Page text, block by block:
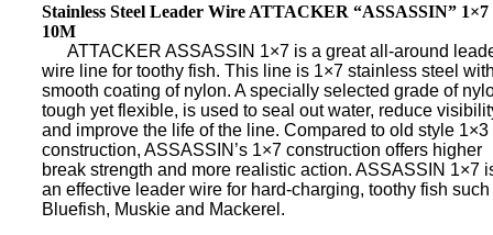
Stainless Steel Leader Wire ATTACKER “ASSASSIN” 1×7
10M
ATTACKER ASSASSIN 1×7 is a great all-around
wire line for toothy fish. This line is 1×7 stainless steel
smooth coating of nylon. A specially selected grade of
tough yet flexible, is used to seal out water, reduce
and improve the life of the line. Compared to old style 1×3
construction, ASSASSIN’s 1×7 construction offers higher
break strength and more realistic action. ASSASSIN 1×7
an effective leader wire for hard-charging, toothy fish such
Bluefish, Muskie and Mackerel.